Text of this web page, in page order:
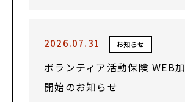
2026.07.31 お知らせ
ボランティア活動保険 WEB
開始のお知らせ